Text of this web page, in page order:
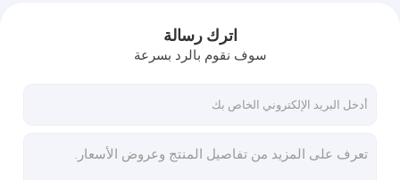
اترك رسالة
سوف نقوم بالرد بسرعة